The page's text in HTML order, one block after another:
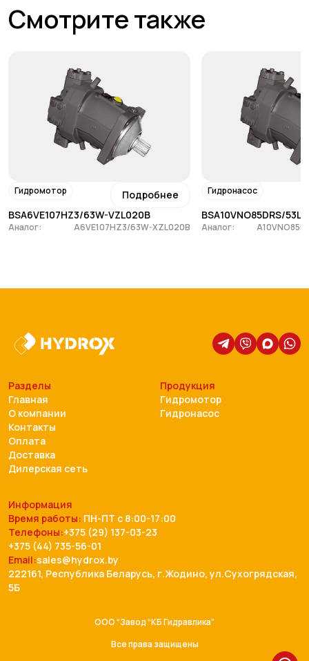
Смотрите также
Гидромотор
Подробнее
BSA6VE107HZ3/63W-VZL020B
Аналог: A6VE107HZ3/63W-XZL020B
Гидронасос
BSA10VNO85DRS/53L-
Аналог:
Разделы
Главная
О компании
Контакты
Оплата
Доставка
Дилерская сеть
Продукция
Гидромотор
Гидронасос
Информация
Время работы: ПН-ПТ с 8:00-17:00
Телефоны:+375 (29) 137-03-23
+375 (44) 735-56-01
Email:sales@hydrox.by
222161, Республика Беларусь, г.Жодино, ул.Сухогрядская,
5Б
ООО “Завод “КБ Гидравлика”
Все права защищены